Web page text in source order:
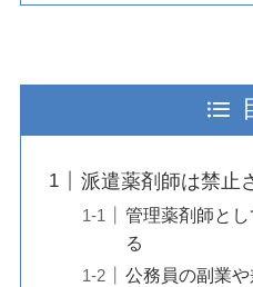
派遣薬剤師は禁止
管理薬剤師と
る
公務員の副業